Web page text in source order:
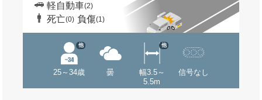
軽自動車(2)
死亡(0) 負傷(1)
25～34歳
他
曇
幅3.5～
5.5m
他
信号なし